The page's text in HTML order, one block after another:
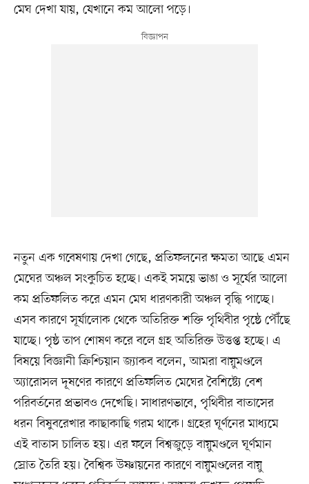
মেঘ দেখা যায়, যেখানে কম আলো পড়ে।
নতুন এক গবেষণায় দেখা গেছে, প্রতিফলনের ক্ষমতা আছে এমন
মেঘের অঞ্চল সংকুচিত হচ্ছে। একই সময়ে ভাঙা ও সূর্যের আলো
কম প্রতিফলিত করে এমন মেঘ ধারণকারী অঞ্চল বৃদ্ধি পাচ্ছে।
এসব কারণে সূর্যালোক থেকে অতিরিক্ত শক্তি পৃথিবীর পৃষ্ঠে পৌঁছে
যাচ্ছে। পৃষ্ঠ তাপ শোষণ করে বলে গ্রহ অতিরিক্ত উত্তপ্ত হচ্ছে। এ
বিষয়ে বিজ্ঞানী ক্রিশ্চিয়ান জ্যাকব বলেন, আমরা বায়ুমণ্ডলে
অ্যারোসল দূষণের কারণে প্রতিফলিত মেঘের বৈশিষ্ট্যে বেশ
পরিবর্তনের প্রভাবও দেখেছি। সাধারণভাবে, পৃথিবীর বাতাসের
ধরন বিষুবরেখার কাছাকাছি গরম থাকে। গ্রহের ঘূর্ণনের মাধ্যমে
এই বাতাস চালিত হয়। এর ফলে বিশ্বজুড়ে বায়ুমণ্ডলে ঘূর্ণমান
স্রোত তৈরি হয়। বৈশ্বিক উষ্ণায়নের কারণে বায়ুমণ্ডলের বায়ু